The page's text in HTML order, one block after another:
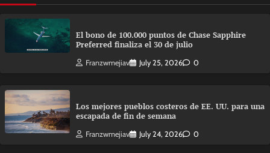
El bono de 100.000 puntos de Chase Sapphire
Preferred finaliza el 30 de julio
Franzwmejiav July 25, 2026 0
Los mejores pueblos costeros de EE. UU. para una
escapada de fin de semana
Franzwmejiav July 24, 2026 0